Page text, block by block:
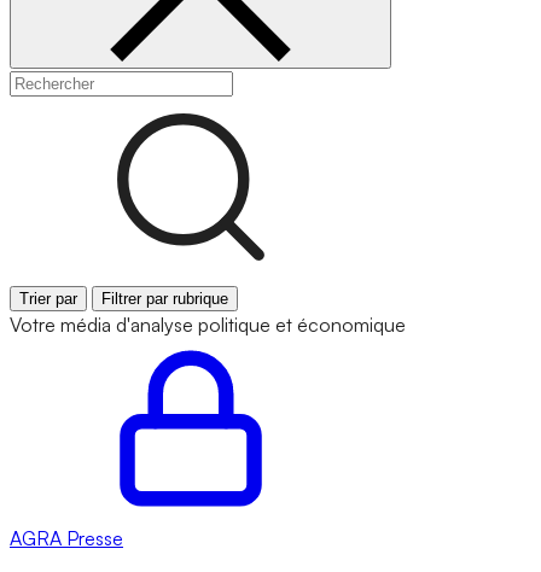
Trier par Filtrer par rubrique
Votre média d'analyse politique et économique
AGRA Presse